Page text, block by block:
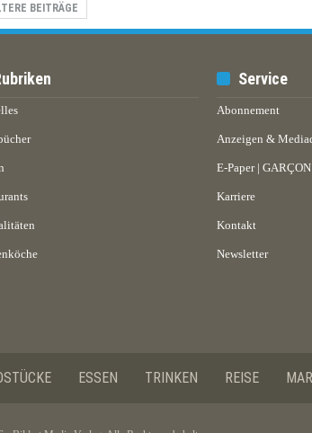
BEITRÄGE
Service
Abonnement
Anzeigen &
E-Paper | GARÇON
Karriere
Kontakt
Newsletter
ESSEN TRINKEN REISE